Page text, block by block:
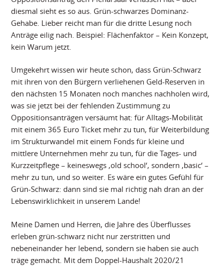
diesmal sieht es so aus. Grün-schwarzes Dominanz-
Gehabe. Lieber reicht man für die dritte Lesung noch
Anträge eilig nach. Beispiel: Flächenfaktor – Kein Konzept,
kein Warum jetzt.
Umgekehrt wissen wir heute schon, dass Grün-Schwarz
mit ihren von den Bürgern verliehenen Geld-Reserven in
den nächsten 15 Monaten noch manches nachholen wird,
was sie jetzt bei der fehlenden Zustimmung zu
Oppositionsanträgen versäumt hat: für Alltags-Mobilität
mit einem 365 Euro Ticket mehr zu tun, für Weiterbildung
im Strukturwandel mit einem Fonds für kleine und
mittlere Unternehmen mehr zu tun, für die Tages- und
Kurzzeitpflege – keineswegs ‚old school‘, sondern ‚basic‘ –
mehr zu tun, und so weiter. Es wäre ein gutes Gefühl für
Grün-Schwarz: dann sind sie mal richtig nah dran an der
Lebenswirklichkeit in unserem Lande!
Meine Damen und Herren, die Jahre des Überflusses
erleben grün-schwarz nicht nur zerstritten und
nebeneinander her lebend, sondern sie haben sie auch
träge gemacht. Mit dem Doppel-Haushalt 2020/21